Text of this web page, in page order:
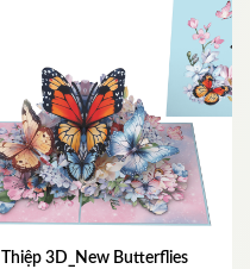
Thiệp 3D_New Butterflies